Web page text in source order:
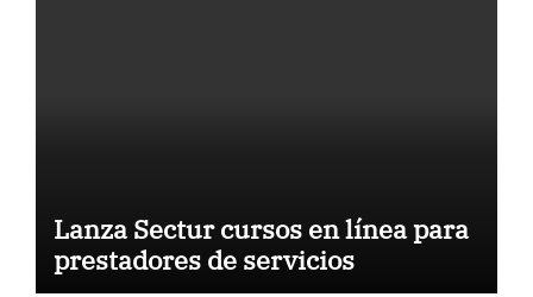
Lanza Sectur cursos en línea para
prestadores de servicios